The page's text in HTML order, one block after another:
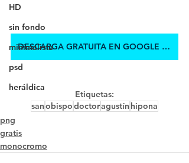
HD
sin fondo
minimalista
psd
heráldica
DESCARGA GRATUITA EN GOOGLE DRIVE
Etiquetas:
sanobispodoctoragustín hipona
png
gratis
monocromo